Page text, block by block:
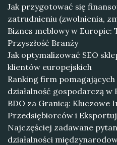
Jak przygotować się
zatrudnieniu (zwolnienia,
Biznes meblowy w Europie:
Przyszłość Branży
Jak optymalizować SEO
klientów europejskich
Ranking firm
działalność gospodarczą w
BDO za Granicą: Kluczowe
Przedsiębiorców i
Najczęściej zadawane
działalności